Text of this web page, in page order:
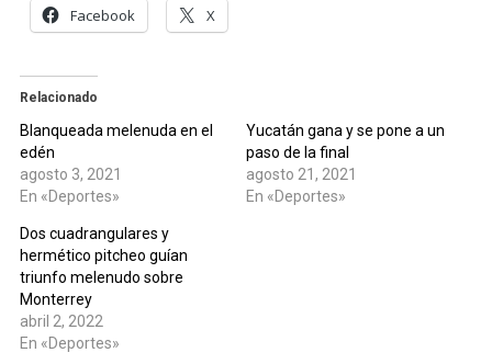
Facebook X
Relacionado
Blanqueada melenuda en el
edén
agosto 3, 2021
En «Deportes»
Yucatán gana y se pone a un
paso de la final
agosto 21, 2021
En «Deportes»
Dos cuadrangulares y
hermético pitcheo guían
triunfo melenudo sobre
Monterrey
abril 2, 2022
En «Deportes»